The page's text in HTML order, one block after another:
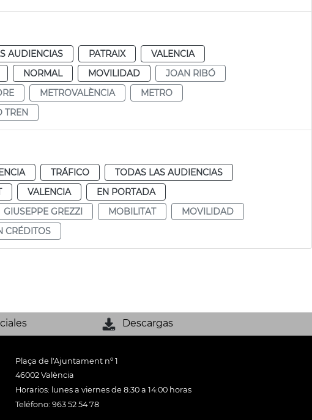
AUDIENCIAS PATRAIX
VALENCIA
NORMAL MOVILIDAD
JOAN RIBÓ
METROVALÈNCIA
METRO
TREN
TRÁFICO
TODAS LAS AUDIENCIAS
VALENCIA
EN PORTADA
GIUSEPPE GREZZI MOBILITAT
MOVILIDAD
CRÉDITOS
Descargas
Plaça de l'Ajuntament nº 1
46002 València
Horarios: lunes a viernes de 8:30 a 14:00 horas
Teléfono: 963 52 54 78